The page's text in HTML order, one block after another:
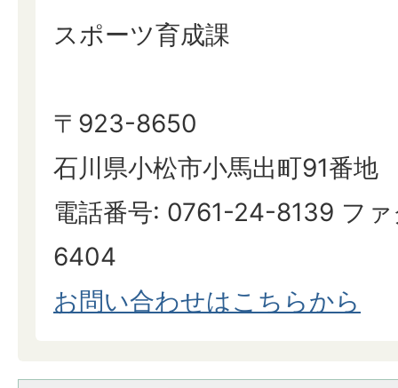
スポーツ育成課
〒923-8650
石川県小松市小馬出町91番地
電話番号: 0761-24-8139 フ
6404
お問い合わせはこちらから